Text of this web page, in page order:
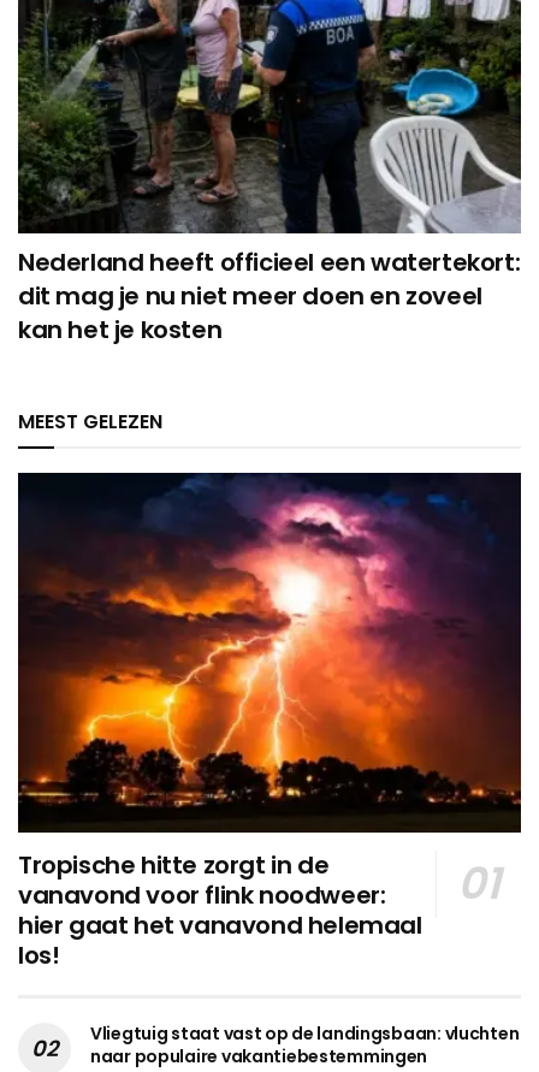
Nederland heeft officieel een watertekort:
dit mag je nu niet meer doen en zoveel
kan het je kosten
MEEST GELEZEN
Tropische hitte zorgt in de
vanavond voor flink noodweer:
hier gaat het vanavond helemaal
los!
Vliegtuig staat vast op de landingsbaan: vluchten
naar populaire vakantiebestemmingen